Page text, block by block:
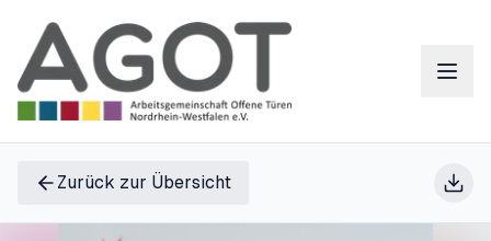
Zurück zur Übersicht